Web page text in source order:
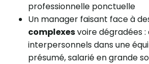
professionnelle ponctuelle
Un manager faisant face à
complexesvoire dégradées
interpersonnels dans une
présumé, salarié en grande